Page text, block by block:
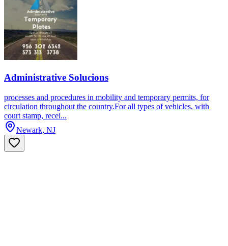
Administrative Solucions
processes and procedures in mobility and temporary permits, for
circulation throughout the country.For all types of vehicles, with
court stamp, recei...
Newark, NJ